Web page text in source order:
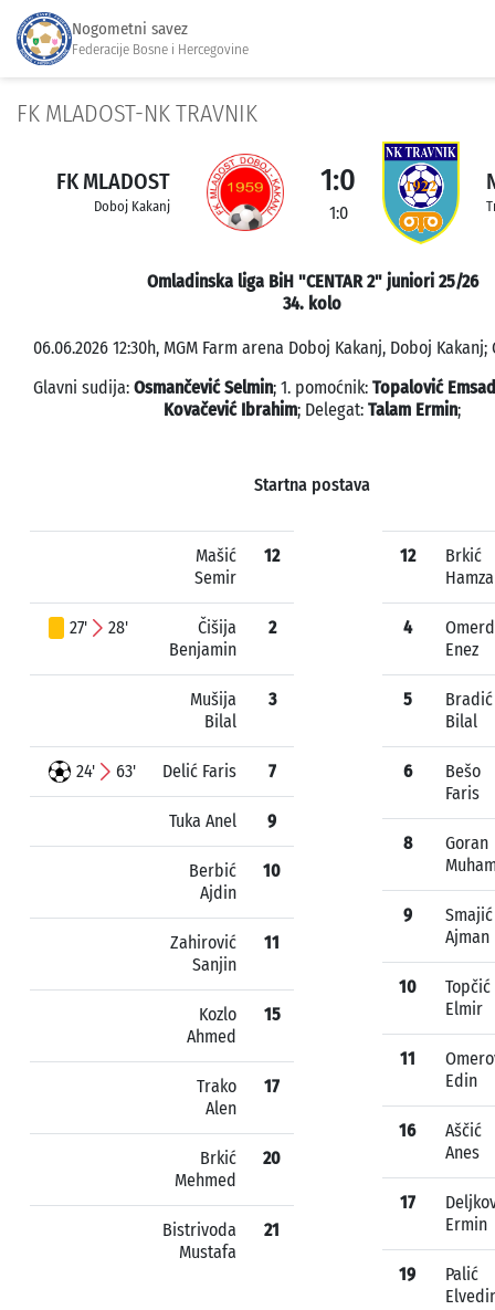
Nogometni savez
Federacije Bosne i Hercegovine
FK MLADOST-NK TRAVNIK
FK MLADOST
Doboj Kakanj
1:0
1:0
Omladinska liga BiH "CENTAR 2" juniori 25/26
34. kolo
06.06.2026 12:30h, MGM Farm arena Doboj Kakanj, Doboj Kakanj;
Glavni sudija: Osmančević Selmin; 1. pomoćnik: Topalović Emsad
Kovačević Ibrahim; Delegat: Talam Ermin;
Startna postava
Mašić
Semir
12
27' 28'
Čišija
Benjamin
2
Mušija
Bilal
3
24' 63' Delić Faris 7
Tuka Anel 9
Berbić
Ajdin
10
Zahirović
Sanjin
11
Kozlo
Ahmed
15
Trako
Alen
17
Brkić
Mehmed
20
Bistrivoda
Mustafa
21
12
Brkić
Hamza
4
Enez
5
Bradić
Bilal
6
Bešo
Faris
8
Goran
9
Smajić
Ajman
10
Topčić
Elmir
11
Edin
16
Aščić
Anes
17
Ermin
19
Palić